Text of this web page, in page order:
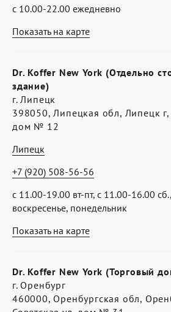
Показать на карте
с 10.00-22.00 ежедневно
Показать на карте
Dr. Koffer New York (Отдельно
здание)
г. Липецк
398050, Липецкая обл, Липецк г,
дом № 12
Липецк
с 11.00-19.00 вт-пт, с 11.00-16.00
воскресенье, понедельник
+7 (920) 508-56-56
Dr. Koffer New York (Торговый
г. Оренбург
460000, Оренбургская обл,